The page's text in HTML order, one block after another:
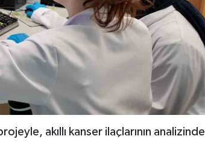
akıllı kanser ilaçlarının analizinde